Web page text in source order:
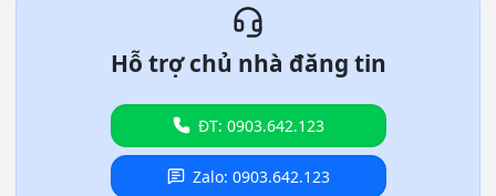
Hỗ trợ chủ nhà đăng tin
ĐT: 0903.642.123
Zalo: 0903.642.123